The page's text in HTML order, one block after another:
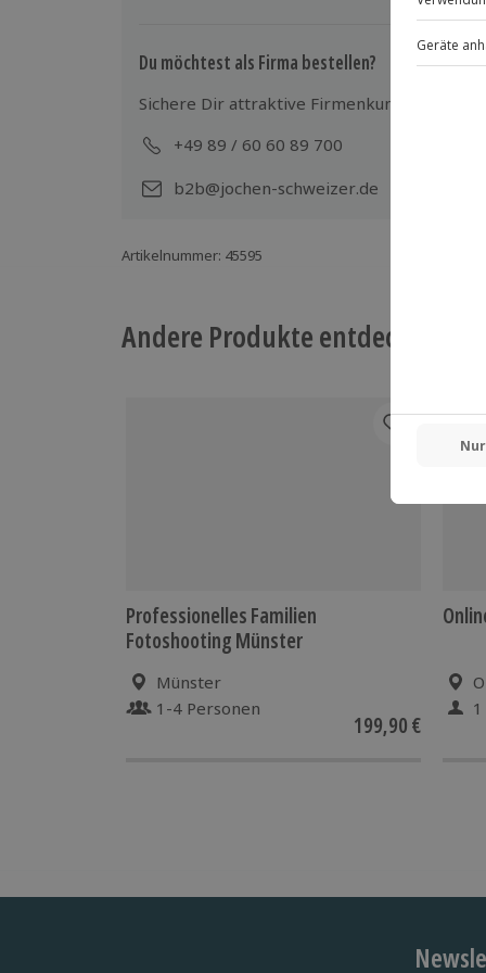
Du möchtest als Firma bestellen?
Sichere Dir attraktive Firmenkunden Vorteile.
+49 89 / 60 60 89 700
b2b@jochen-schweizer.de
Artikelnummer: 45595
Andere Produkte entdecken
Professionelles Familien
Fotoshooting Münster
Münster
1-4 Personen
199,90 €